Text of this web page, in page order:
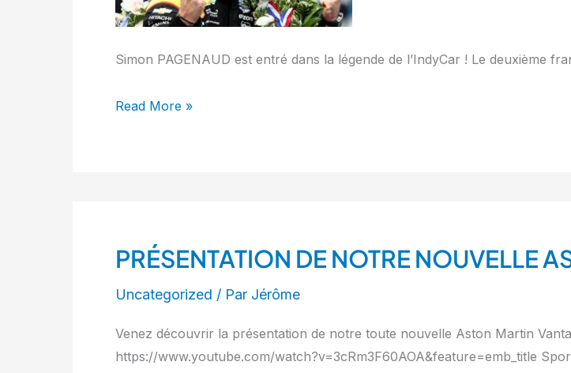
Simon PAGENAUD est entré dans la légende de l’IndyCar ! Le deuxième
Read More »
PRÉSENTATION DE NOTRE NOUVELLE
Uncategorized / Par Jérôme
Venez découvrir la présentation de notre toute nouvelle Aston Martin
https://www.youtube.com/watch?v=3cRm3F60AOA&feature=emb_title
PRÉSENTATION
NOTRE
MARTIN